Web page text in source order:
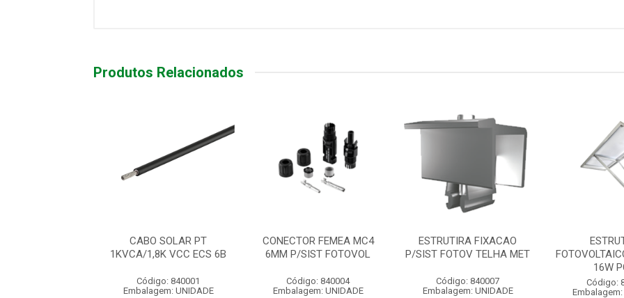
Produtos Relacionados
CABO SOLAR PT
1KVCA/1,8K VCC ECS 6B
Código: 840001
Embalagem: UNIDADE
CONECTOR FEMEA MC4
6MM P/SIST FOTOVOL
Código: 840004
Embalagem: UNIDADE
ESTRUTIRA FIXACAO
P/SIST FOTOV TELHA MET
Código: 840007
Embalagem: UNIDADE
16W
Código:
Embalagem: